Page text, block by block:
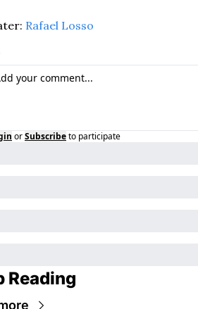
Rafael Losso
orSubscribeto participate
Reading